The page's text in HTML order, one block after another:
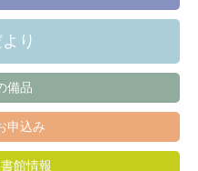
り
備品
申込み
館情報